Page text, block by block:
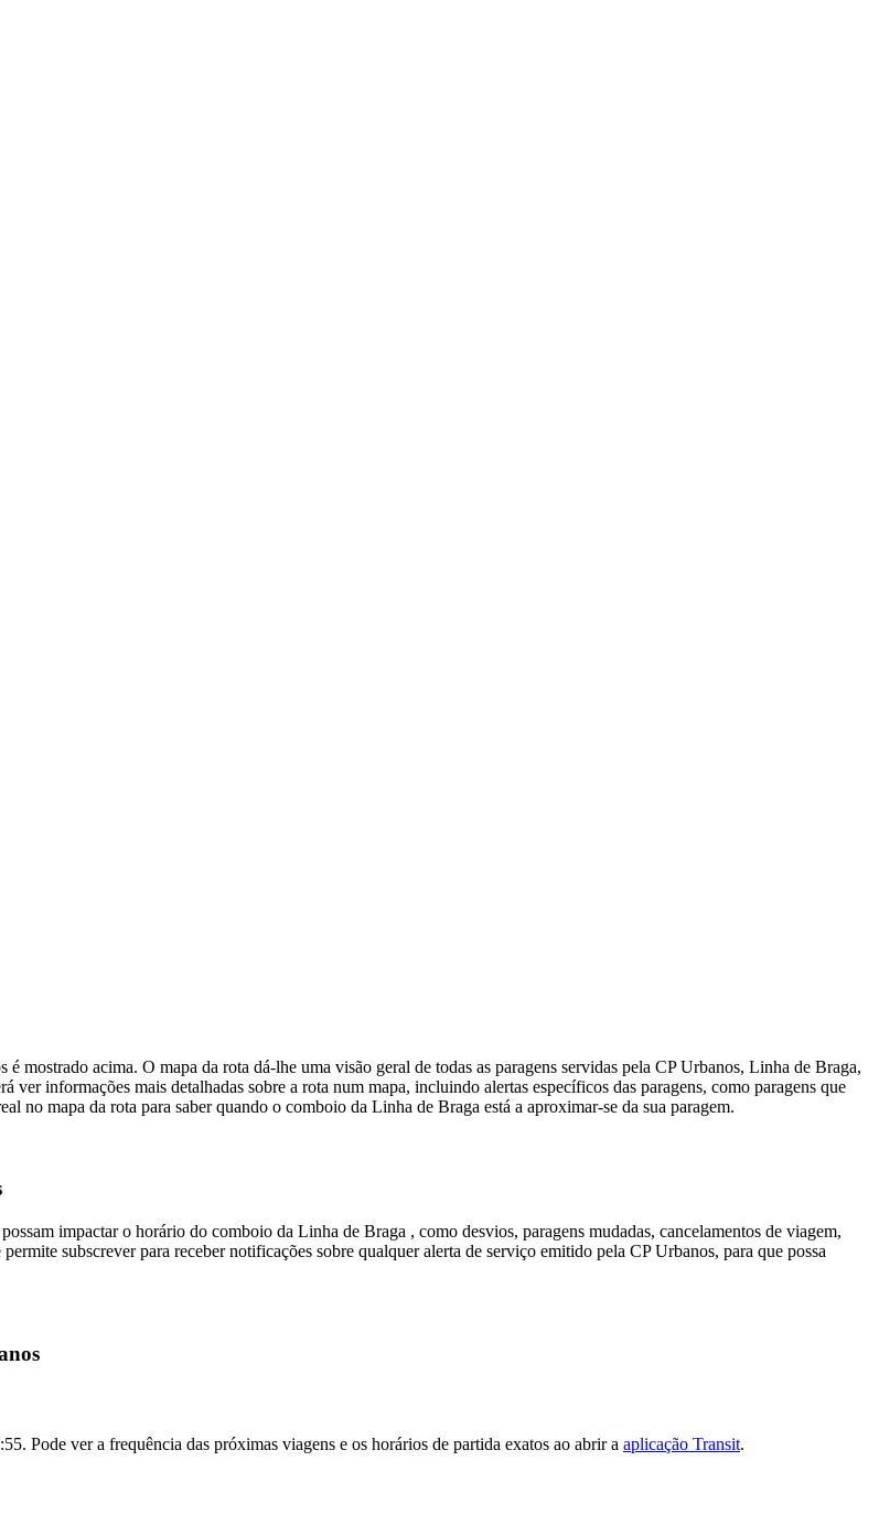
acima. O mapa da rota dá-lhe uma visão geral de todas as paragens servidas pela CP Urbanos, Linha de Braga,
ver informações mais detalhadas sobre a rota num mapa, incluindo alertas específicos das paragens, como paragens que
no mapa da rota para saber quando o comboio da Linha de Braga está a aproximar-se da sua paragem.
impactar o horário do comboio da Linha de Braga , como desvios, paragens mudadas, cancelamentos de viagem,
permite subscrever para receber notificações sobre qualquer alerta de serviço emitido pela CP Urbanos, para que possa
Pode ver a frequência das próximas viagens e os horários de partida exatos ao abrir a aplicação Transit.